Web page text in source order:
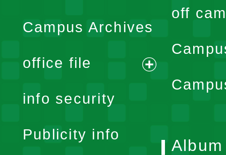
Campus Archives
office file
expand
info security
Publicity info
off
Album